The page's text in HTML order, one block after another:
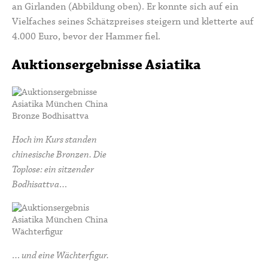
an Girlanden (Abbildung oben). Er konnte sich auf ein
Vielfaches seines Schätzpreises steigern und kletterte auf
4.000 Euro, bevor der Hammer fiel.
Auktionsergebnisse Asiatika
Hoch im Kurs standen
chinesische Bronzen. Die
Toplose: ein sitzender
Bodhisattva…
… und eine Wächterfigur.